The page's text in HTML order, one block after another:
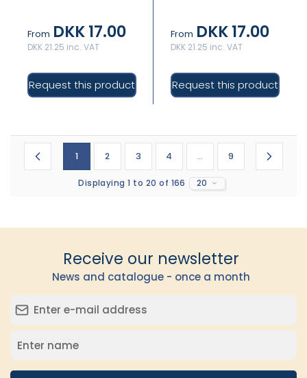
From DKK 17.00
DKK 21.25 inc. VAT
Request this product
From DKK 17.00
DKK 21.25 inc. VAT
Request this product
1 2 3 4 ... 9
Displaying 1 to 20 of 166 20
Receive our newsletter
News and catalogue - once a month